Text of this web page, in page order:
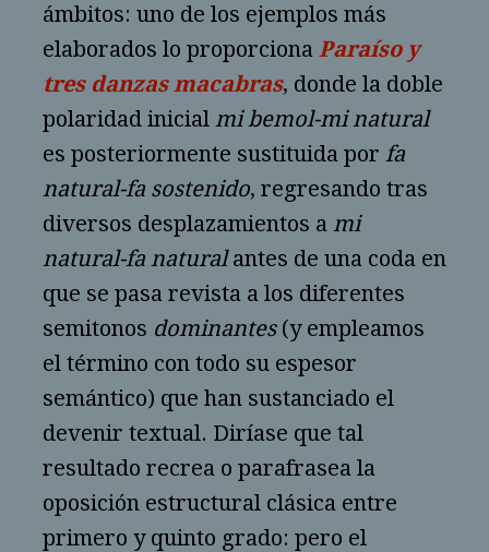
ámbitos: uno de los ejemplos más
elaborados lo proporciona Paraíso y
tres danzas macabras, donde la doble
polaridad inicial mi bemol-mi natural
es posteriormente sustituida por fa
natural-fa sostenido, regresando tras
diversos desplazamientos a mi
natural-fa naturalantes de una coda en
que se pasa revista a los diferentes
semitonos dominantes(y empleamos
el término con todo su espesor
semántico) que han sustanciado el
devenir textual. Diríase que tal
resultado recrea o parafrasea la
oposición estructural clásica entre
primero y quinto grado: pero el